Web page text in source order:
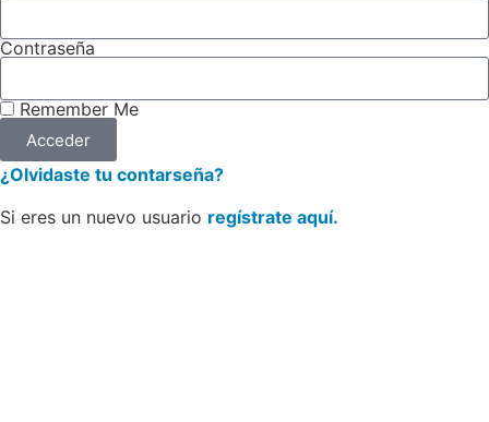
Contraseña
Remember Me
Acceder
¿Olvidaste tu contarseña?
Si eres un nuevo usuario regístrate aquí.